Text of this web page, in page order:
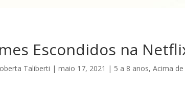
Escondidos na
Taliberti | maio 17, 2021 | 5 a 8 anos, Acima